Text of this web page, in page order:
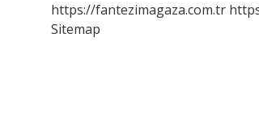
https://fantezimagaza.com.tr
Sitemap